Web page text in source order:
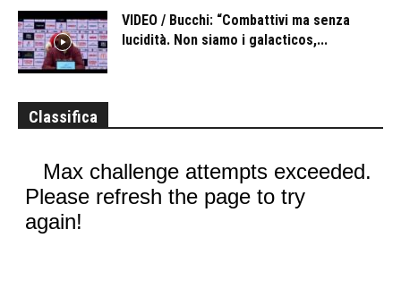
VIDEO / Bucchi: “Combattivi ma senza
lucidità. Non siamo i galacticos,...
Classifica